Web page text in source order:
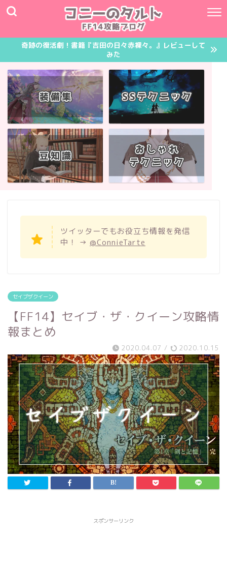
奇跡の復活劇！書籍『吉田の日々赤裸々。』レビューして
みた
ツイッターでもお役立ち情報を発信
中！ → @ConnieTarte
セイブザクイーン
【FF14】セイブ・ザ・クイーン攻略情
報まとめ
2020.04.07 / 2020.10.15
スポンサーリンク